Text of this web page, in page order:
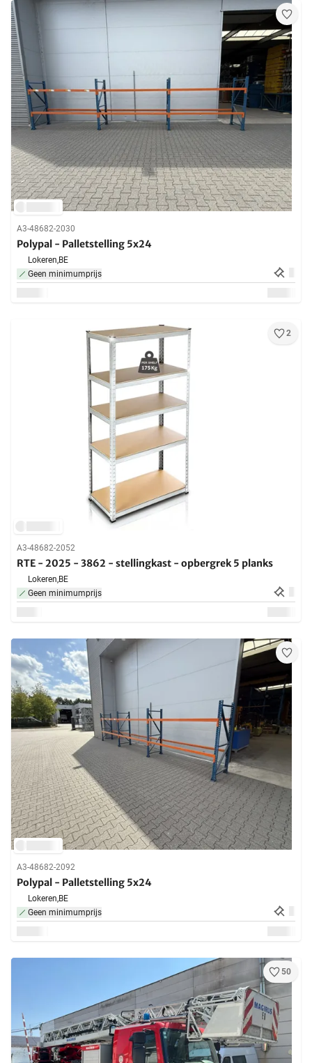
A3-48682-2030
Polypal - Palletstelling 5x24
Lokeren,BE
Geen minimumprijs
2
A3-48682-2052
RTE - 2025 - 3862 - stellingkast - opbergrek 5 planks
Lokeren,BE
Geen minimumprijs
A3-48682-2092
Polypal - Palletstelling 5x24
Lokeren,BE
Geen minimumprijs
50